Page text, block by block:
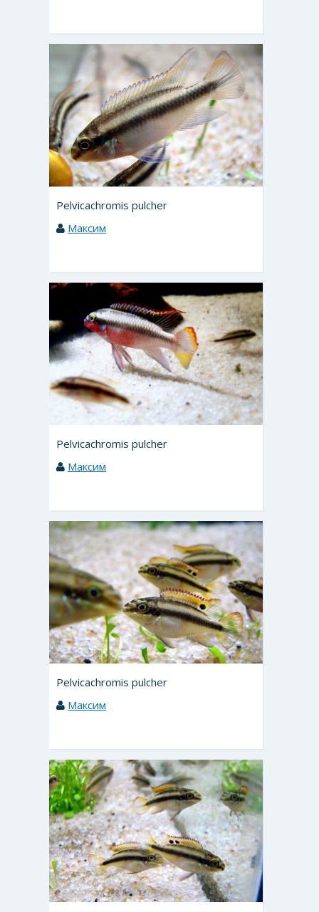
Pelvicachromis pulcher
Максим
Pelvicachromis pulcher
Максим
Pelvicachromis pulcher
Максим